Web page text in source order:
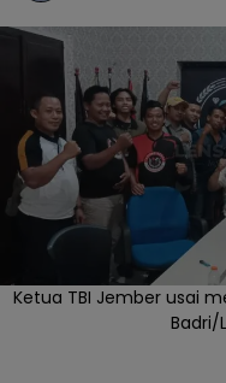
Ketua TBI Jember usai
Badri/